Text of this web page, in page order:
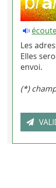
Les
Elles
envoi.
(*)